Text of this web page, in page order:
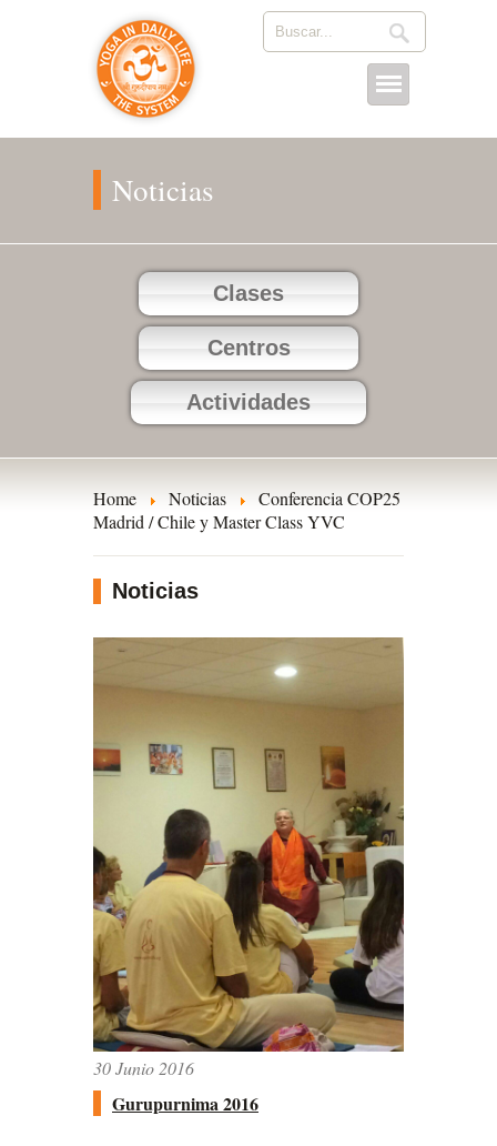
Noticias
Clases
Centros
Actividades
Home Noticias
Conferencia COP25
Madrid / Chile y Master Class YVC
Noticias
30 Junio 2016
Gurupurnima 2016